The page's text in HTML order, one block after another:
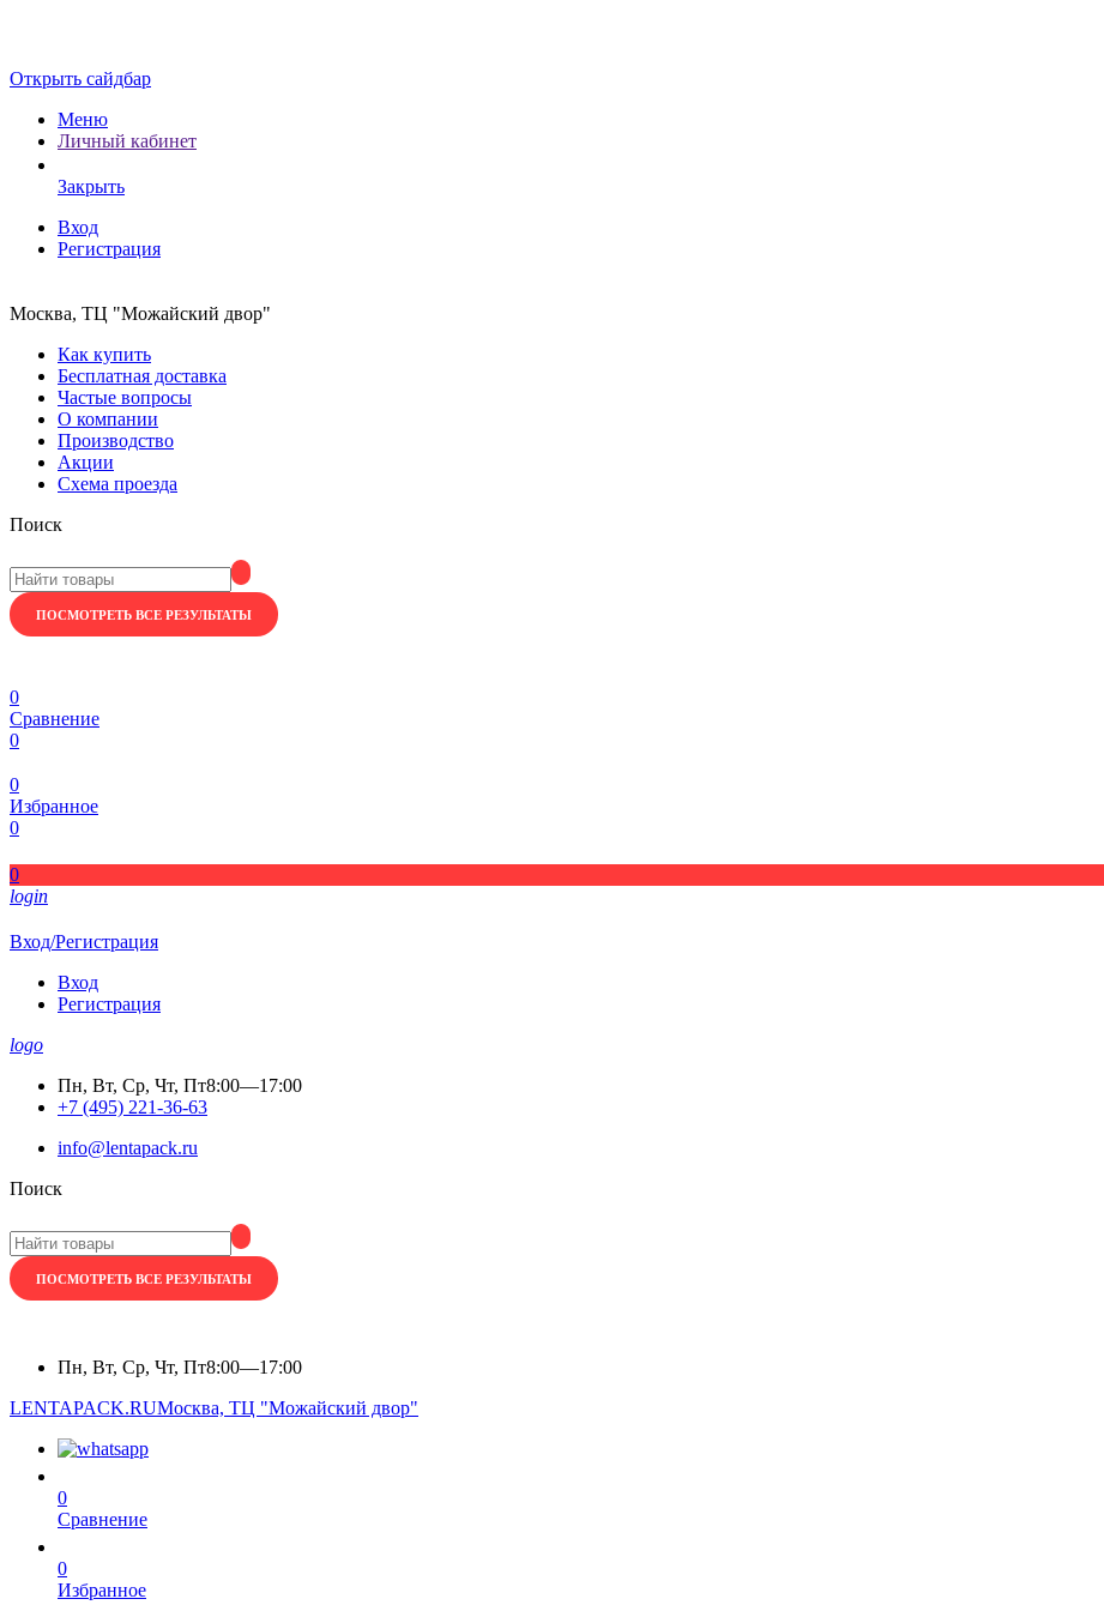
Открыть сайдбар
Меню
Личный кабинет
Закрыть
Вход
Регистрация
Москва, ТЦ "Можайский двор"
Как купить
Бесплатная доставка
Частые вопросы
О компании
Производство
Акции
Схема проезда
Поиск
ПОСМОТРЕТЬ ВСЕ РЕЗУЛЬТАТЫ
0
Сравнение
0
0
Избранное
0
0
login
Вход/Регистрация
Вход
Регистрация
logo
Пн, Вт, Ср, Чт, Пт8:00—17:00
+7 (495) 221-36-63
info@lentapack.ru
Поиск
ПОСМОТРЕТЬ ВСЕ РЕЗУЛЬТАТЫ
Пн, Вт, Ср, Чт, Пт8:00—17:00
LENTAPACK.RUМосква, ТЦ "Можайский двор"
0
Сравнение
0
Избранное